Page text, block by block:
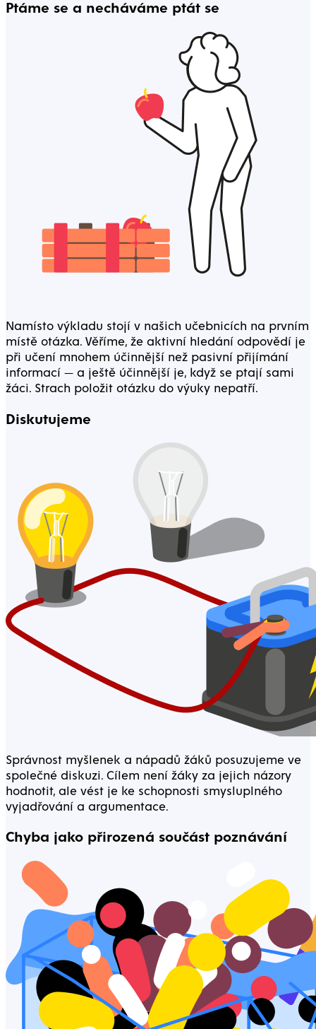
Ptáme se a necháváme ptát se
Namísto výkladu stojí v našich učebnicích na prvním
místě otázka. Věříme, že aktivní hledání odpovědí je
při učení mnohem účinnější než pasivní přijímání
informací — a ještě účinnější je, když se ptají sami
žáci. Strach položit otázku do výuky nepatří.
Diskutujeme
Správnost myšlenek a nápadů žáků posuzujeme ve
společné diskuzi. Cílem není žáky za jejich názory
hodnotit, ale vést je ke schopnosti smysluplného
vyjadřování a argumentace.
Chyba jako přirozená součást poznávání